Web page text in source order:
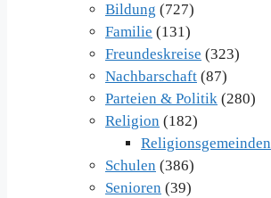
Bildung (727)
Familie (131)
Freundeskreise (323)
Nachbarschaft (87)
Parteien & Politik (280)
Religion (182)
Religionsgemeinden
Schulen (386)
Senioren (39)